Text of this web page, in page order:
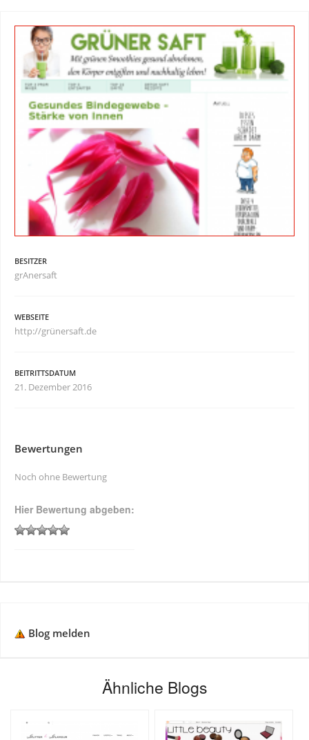
BESITZER
grAnersaft
WEBSEITE
http://grünersaft.de
BEITRITTSDATUM
21. Dezember 2016
Bewertungen
Noch ohne Bewertung
Hier Bewertung abgeben:
Blog melden
Ähnliche Blogs